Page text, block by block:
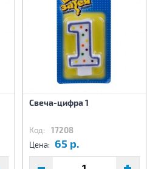
Свеча-цифра 1
Код: 17208
Цена: 65 р.